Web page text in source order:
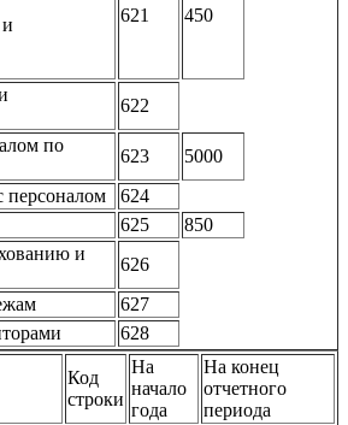
621 450
622
по
623
5000
персоналом
624
625
850
и
626
627
628
Код
строки
На
начало
года
На конец
отчетного
периода